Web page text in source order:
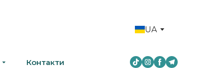
Контакти
UA